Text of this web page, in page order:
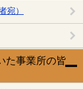
宛）
た事業所の皆